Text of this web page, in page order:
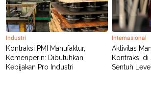
K
O
N
T
A
N
A
C
A
P
R
E
S
S
E
L
E
Industri
Kontraksi PMI Manufaktur,
Kemenperin: Dibutuhkan
Kebijakan Pro Industri
Internasional
Aktivitas
Kontraksi di
Sentuh